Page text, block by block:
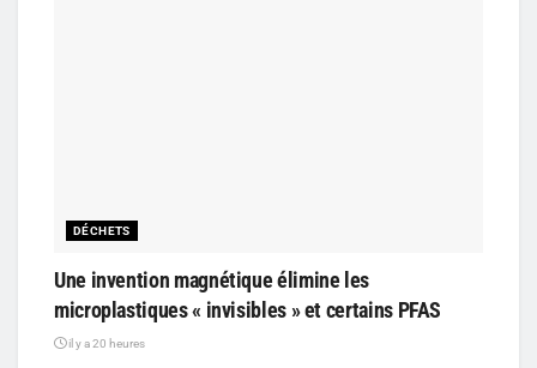
DÉCHETS
Une invention magnétique élimine les
microplastiques « invisibles » et certains PFAS
il y a 20 heures